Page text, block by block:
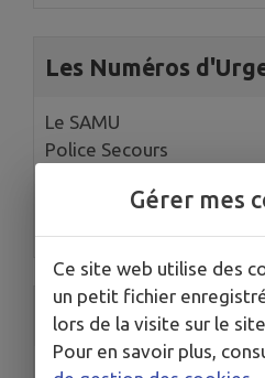
Les Numéros
Le SAMU
Police Secours
...
Les Services
Accueil, Etat Civil
Gérer mes
Ce site web utilise des
un petit fichier
lors de la visite sur le site.
Pour en savoir plus,